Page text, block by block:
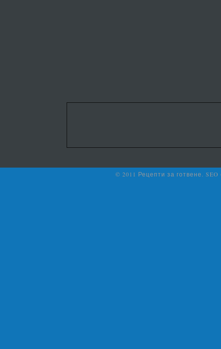
© 2011 Рецепти за готвене.